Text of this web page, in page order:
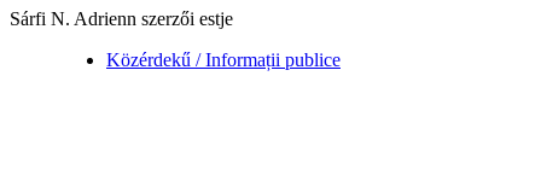
Sárfi N. Adrienn szerzői estje
Közérdekű / Informații publice